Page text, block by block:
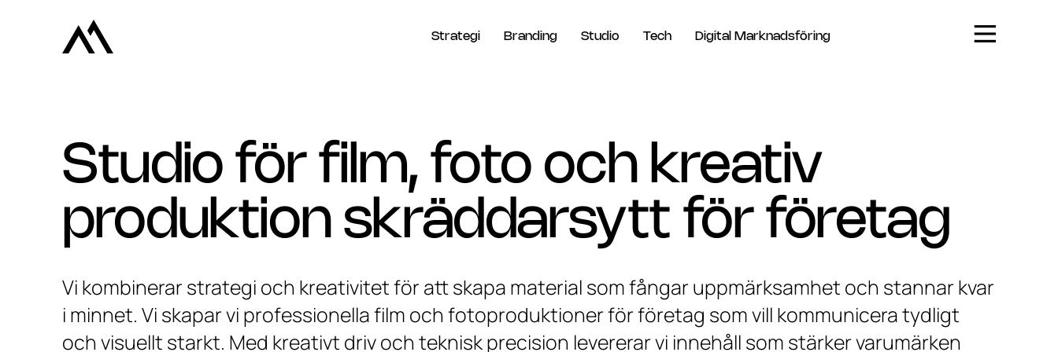
Strategi Branding Studio Tech Digital Marknadsföring
Studio för film, foto och kreativ
produktion skräddarsytt för företag
Vi kombinerar strategi och kreativitet för att skapa material som fångar uppmärksamhet och stannar kvar
i minnet. Vi skapar vi professionella film och fotoproduktioner för företag som vill kommunicera tydligt
och visuellt starkt. Med kreativt driv och teknisk precision levererar vi innehåll som stärker varumärken